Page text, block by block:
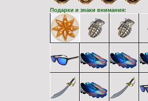
Подарки и знаки внимания: